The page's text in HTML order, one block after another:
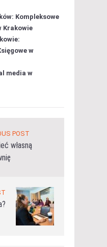
Kompleksowe
Krakowie
w
media w
POST
własną